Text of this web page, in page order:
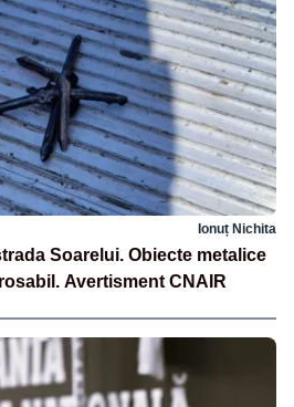
Ionuț Nichita
Soarelui. Obiecte metalice
Avertisment CNAIR